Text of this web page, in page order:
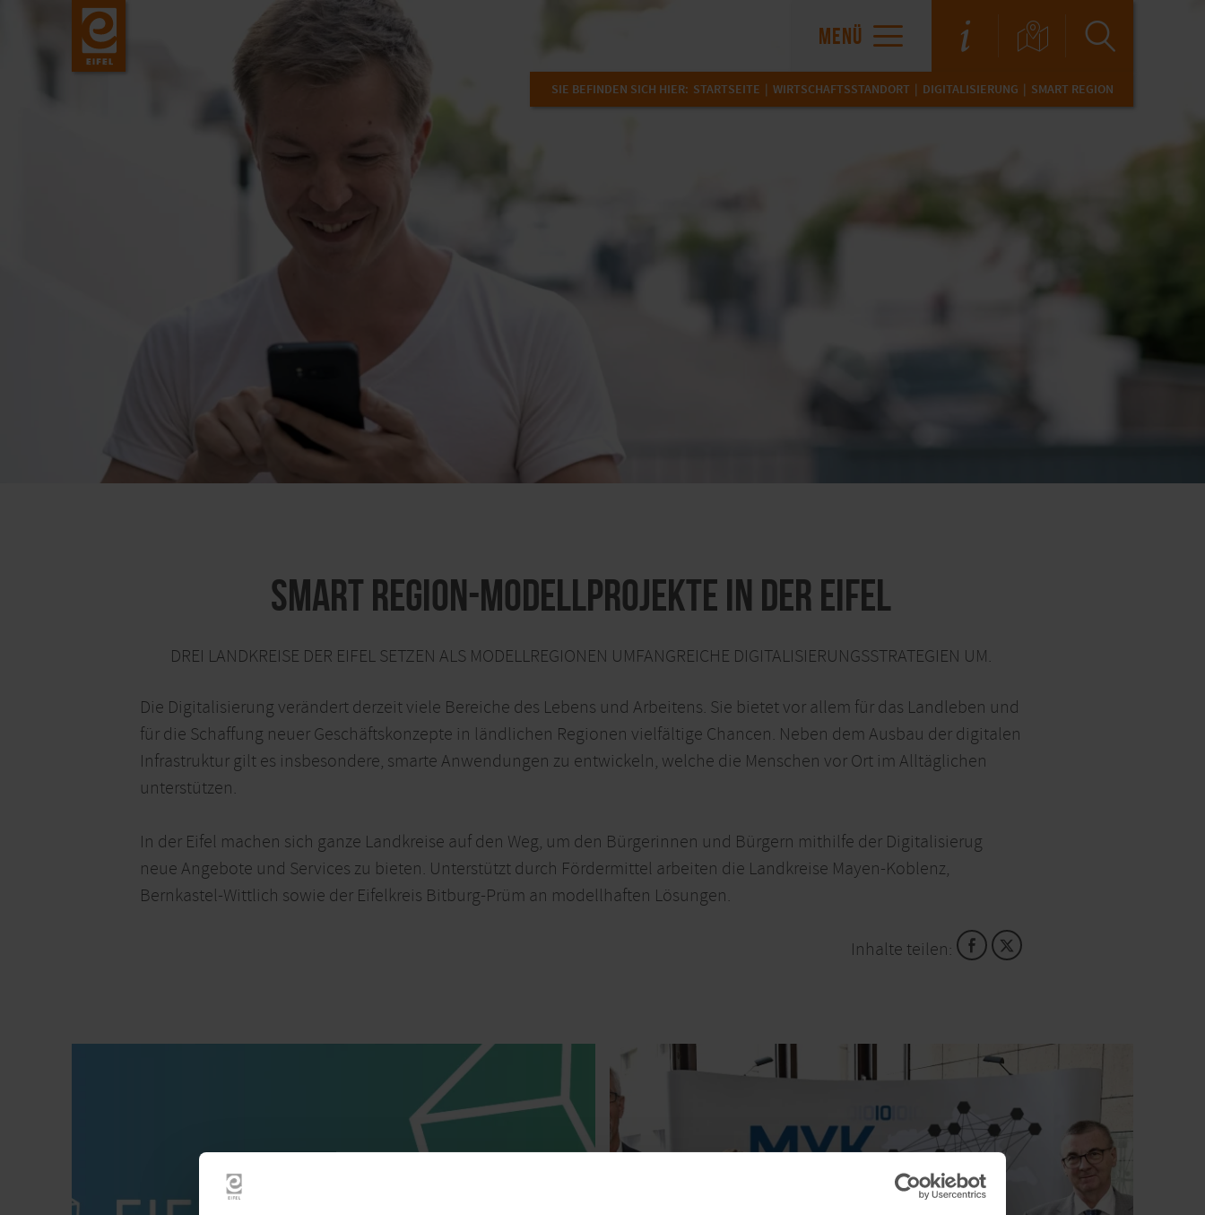
MENÜ
SIE BEFINDEN SICH HIER: STARTSEITE WIRTSCHAFTSSTANDORT DIGITALISIERUNG SMART REGION
Smart Region-Modellprojekte in der Eifel
DREI LANDKREISE DER EIFEL SETZEN ALS MODELLREGIONEN UMFANGREICHE DIGITALISIERUNGSSTRATEGIEN UM.
Die Digitalisierung verändert derzeit viele Bereiche des Lebens und Arbeitens. Sie bietet vor allem für das Landleben und
für die Schaffung neuer Geschäftskonzepte in ländlichen Regionen vielfältige Chancen. Neben dem Ausbau der digitalen
Infrastruktur gilt es insbesondere, smarte Anwendungen zu entwickeln, welche die Menschen vor Ort im Alltäglichen
unterstützen.
In der Eifel machen sich ganze Landkreise auf den Weg, um den Bürgerinnen und Bürgern mithilfe der Digitalisierug
neue Angebote und Services zu bieten. Unterstützt durch Fördermittel arbeiten die Landkreise Mayen-Koblenz,
Bernkastel-Wittlich sowie der Eifelkreis Bitburg-Prüm an modellhaften Lösungen.
Inhalte teilen: